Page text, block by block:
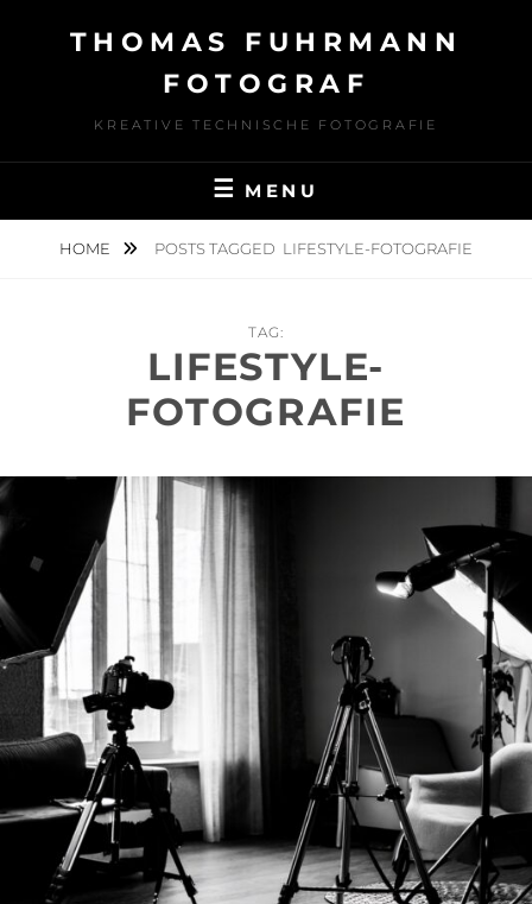
THOMAS FUHRMANN
FOTOGRAF
KREATIVE TECHNISCHE FOTOGRAFIE
MENU
HOME POSTS TAGGED LIFESTYLE-FOTOGRAFIE
TAG:
LIFESTYLE-
FOTOGRAFIE